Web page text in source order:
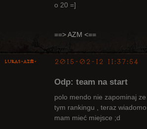
o 20 =]
==> AZM <==
lukas-azm- 2015-02-12 11:37:54
Odp: team na start
polo mendo nie zapominaj
tym rankingu , teraz
mam mieć miejsce ;d